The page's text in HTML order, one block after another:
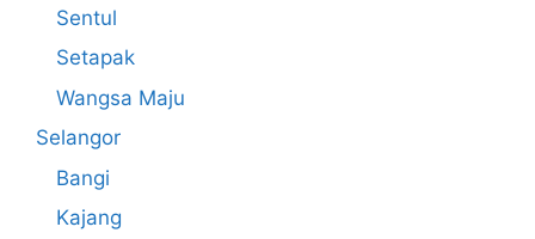
Sentul
Setapak
Wangsa Maju
Selangor
Bangi
Kajang